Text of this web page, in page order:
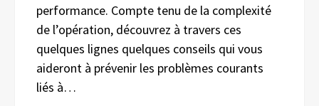
performance. Compte tenu de la complexité
de l’opération, découvrez à travers ces
quelques lignes quelques conseils qui vous
aideront à prévenir les problèmes courants
liés à…